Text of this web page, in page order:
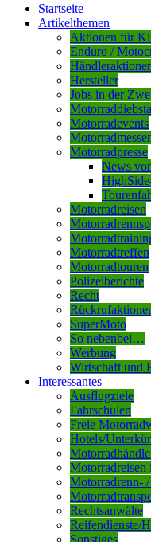
Startseite
Artikelthemen
Aktionen für
Enduro /
Hersteller
Jobs in der
Motorradevents
Motorradpresse
News
Motorradreisen
Motorradtreffen
Motorradtouren
Polizeiberichte
Recht
SuperMoto
So nebenbei…
Werbung
Wirtschaft und
Interessantes
Ausflugziele
Fahrschulen
Freie
Hotels/
Motorradreisen
Motorradrenn-
Rechtsanwälte
Reifendienste/
Sonstiges